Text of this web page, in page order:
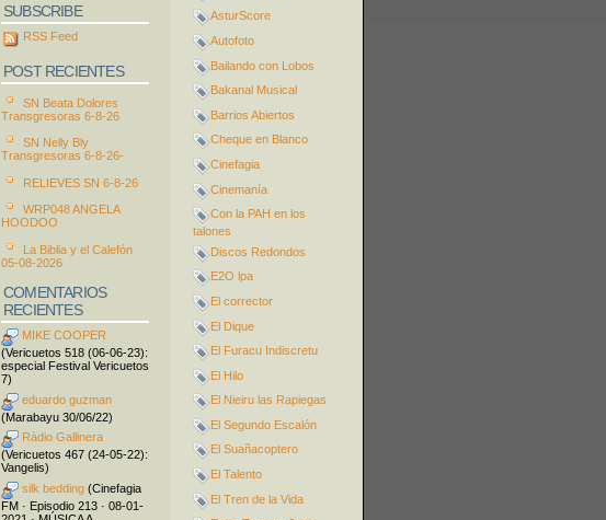
AsturScore
Autofoto
Bailando con Lobos
Bakanal Musical
Barrios Abiertos
Cheque en Blanco
Cinefagia
Cinemanía
Con la PAH en los
talones
Discos Redondos
E2O lpa
El corrector
El Dique
El Furacu Indiscretu
El Hilo
El Nieiru las Rapiegas
El Segundo Escalón
El Suañacoptero
El Talento
El Tren de la Vida
SUBSCRIBE
RSS Feed
POST RECIENTES
SN Beata Dolores
Transgresoras 6-8-26
SN Nelly Bly
Transgresoras 6-8-26-
RELIEVES SN 6-8-26
WRP048 ANGELA
HOODOO
La Biblia y el Calefón
05-08-2026
COMENTARIOS
RECIENTES
MIKE COOPER
(Vericuetos 518 (06-06-23):
especial Festival Vericuetos
7)
eduardo guzman
(Marabayu 30/06/22)
Ràdio Gallinera
(Vericuetos 467 (24-05-22):
Vangelis)
silk bedding (Cinefagia
FM · Episodio 213 · 08-01-